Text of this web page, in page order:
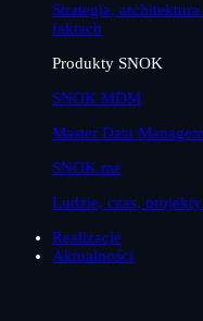
Strategia,
faktach
Produkty SNOK
SNOK MDM
Master Data
SNOK.me
Ludzie, czas,
Realizacje
Aktualności